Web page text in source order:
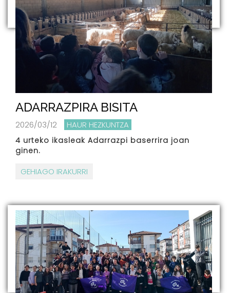
ADARRAZPIRA BISITA
2026/03/12 HAUR HEZKUNTZA
4 urteko ikasleak Adarrazpi baserrira joan
ginen.
GEHIAGO IRAKURRI